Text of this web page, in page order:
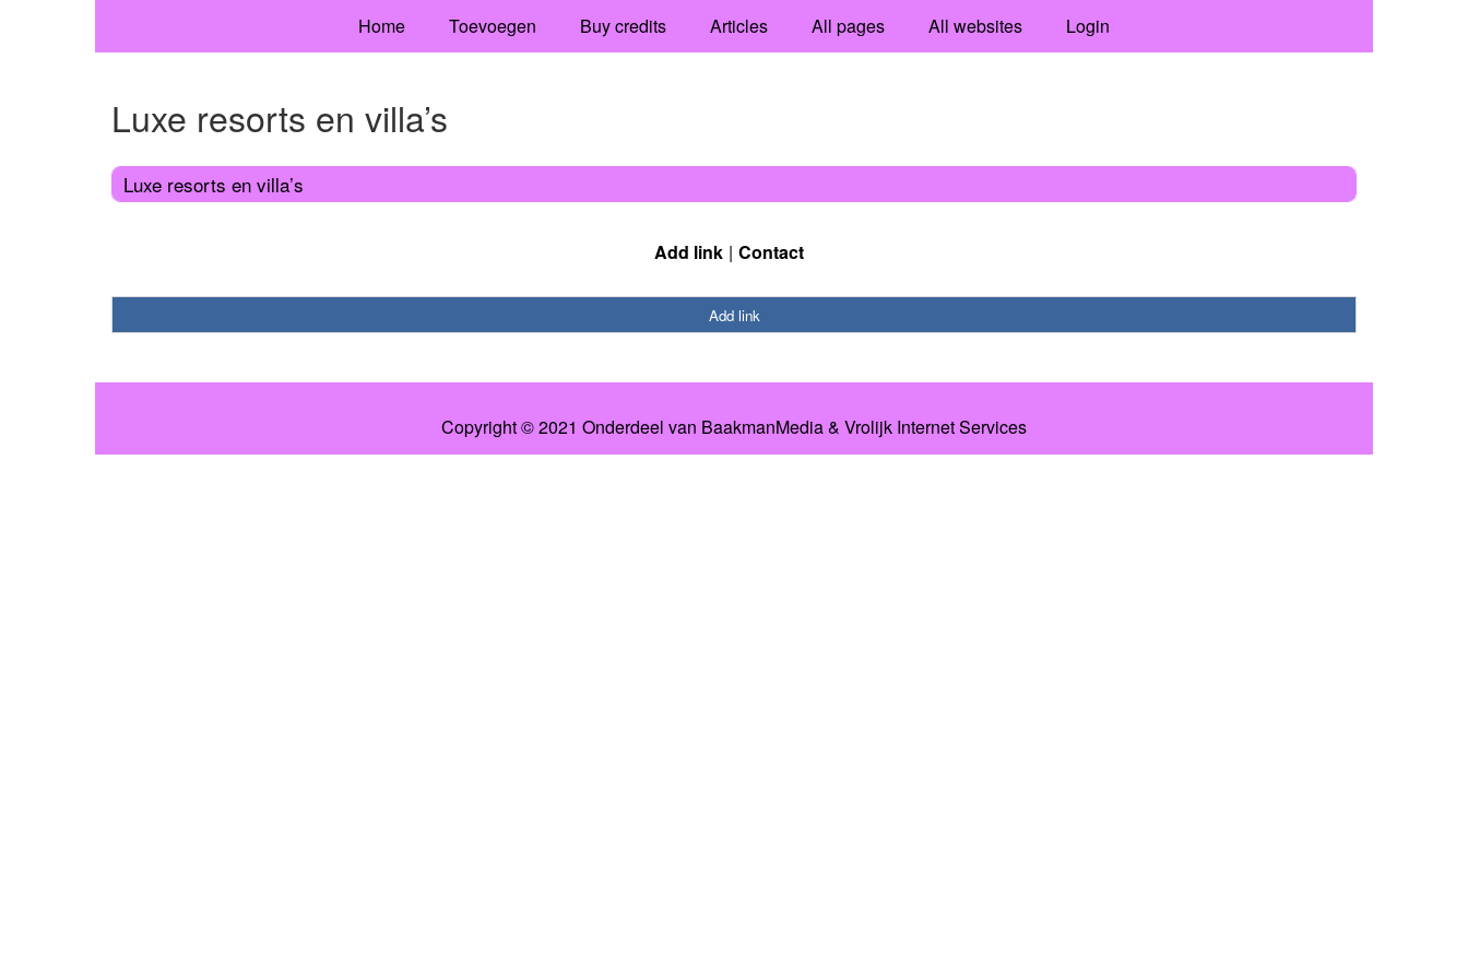
Home Toevoegen Buy credits Articles All pages All websites Login
Luxe resorts en villa’s
Luxe resorts en villa’s
Add link Contact
Add link
Copyright © 2021 Onderdeel van BaakmanMedia& Vrolijk Internet Services